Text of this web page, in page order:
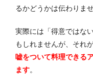
るかどうかは伝わりませ
実際には「得意ではな
もしれませんが、それ
嘘をついて料理できる
ます。